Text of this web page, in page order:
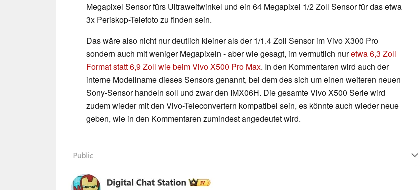
Megapixel Sensor fürs Ultraweitwinkel und ein 64 Megapixel 1/2 Zoll Sensor für das etwa
3x Periskop-Telefoto zu finden sein.
Das wäre also nicht nur deutlich kleiner als der 1/1.4 Zoll Sensor im Vivo X300 Pro
sondern auch mit weniger Megapixeln - aber wie gesagt, im vermutlich nuretwa 6,3 Zoll
Format statt 6,9 Zoll wie beim Vivo X500 Pro Max. In den Kommentaren wird auch der
interne Modellname dieses Sensors genannt, bei dem des sich um einen weiteren neuen
Sony-Sensor handeln soll und zwar den IMX06H. Die gesamte Vivo X500 Serie wird
zudem wieder mit den Vivo-Teleconvertern kompatibel sein, es könnte auch wieder neue
geben, wie in den Kommentaren zumindest angedeutet wird.